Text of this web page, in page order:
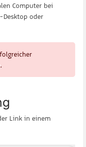
Computer bei
Desktop oder
Link in einem